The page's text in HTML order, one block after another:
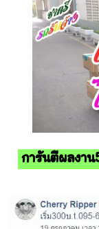
การันตีผลงาน